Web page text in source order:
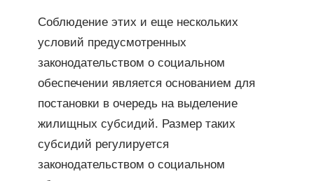
Соблюдение этих и еще нескольких
условий предусмотренных
законодательством о социальном
обеспечении является основанием для
постановки в очередь на выделение
жилищных субсидий. Размер таких
субсидий регулируется
законодательством о социальном